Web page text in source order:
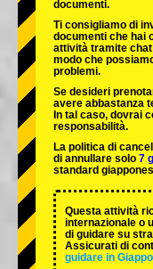
documenti.
Ti consigliamo di
documenti che hai
attività tramite chat
modo che
problemi.
Se desideri
avere abbastanza
In tal caso, dovrai
responsabilità.
La politica di
di annullare solo 7
standard
Questa attività
internazionale o
di guidare su
Assicurati di
guidare in